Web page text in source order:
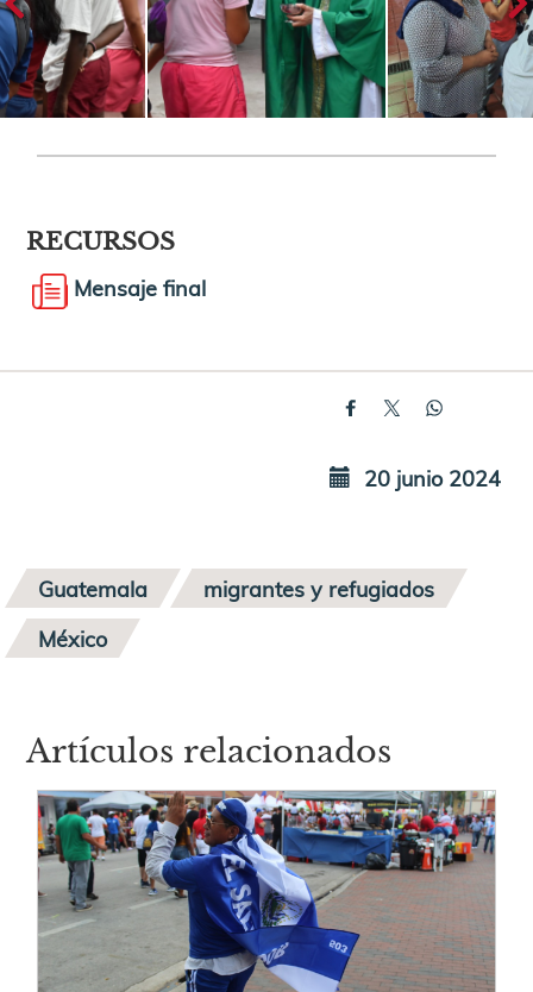
RECURSOS
Mensaje final
20 junio 2024
Guatemala
migrantes y refugiados
México
Artículos relacionados